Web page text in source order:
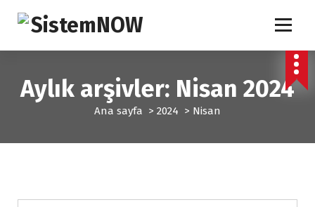
r
ç
Aylık arşivler: Nisan 2024
Ana sayfa > 2024 > Nisan